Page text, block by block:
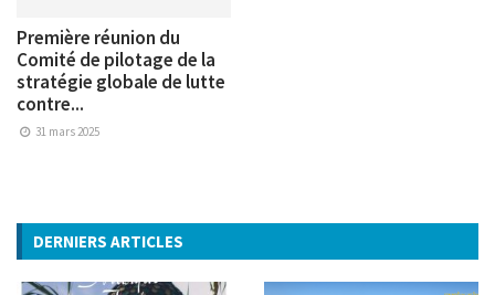
Première réunion du
Comité de pilotage de la
stratégie globale de lutte
contre...
31 mars 2025
DERNIERS ARTICLES